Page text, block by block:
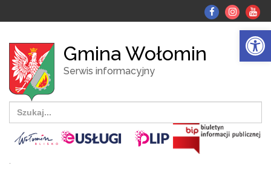
Otwórz pasek narzędzi
fb
Gmina Wołomin
Serwis informacyjny
Search
for: